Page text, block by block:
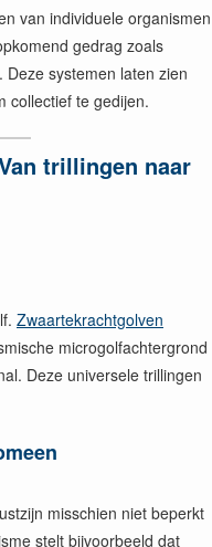
van individuele organismen
gedrag zoals
systemen laten zien
collectief te gedijen.
trillingen naar
Zwaartekrachtgolven
microgolfachtergrond
Deze universele trillingen
misschien niet beperkt
stelt bijvoorbeeld dat